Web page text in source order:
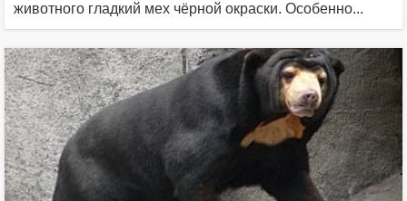
животного гладкий мех чёрной окраски. Особенно...